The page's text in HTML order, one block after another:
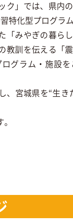
ク」では、県内
特化型プログラ
みやぎの暮ら
教訓を伝える「
グラム・施設
、宮城県を“生き